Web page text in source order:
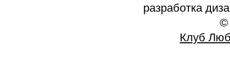
разработка
©
Клуб